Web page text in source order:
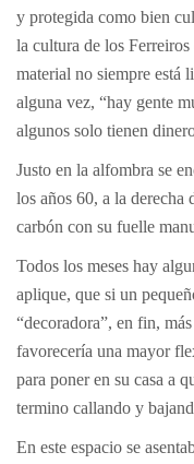
y protegida como bien
la cultura de los
material no siempre está
alguna vez, “hay gente
algunos solo tienen
Justo en la alfombra se
los años 60, a la derecha
carbón con su fuelle
Todos los meses hay
aplique, que si un
“decoradora”, en fin,
favorecería una mayor
para poner en su casa a
termino callando y
En este espacio se